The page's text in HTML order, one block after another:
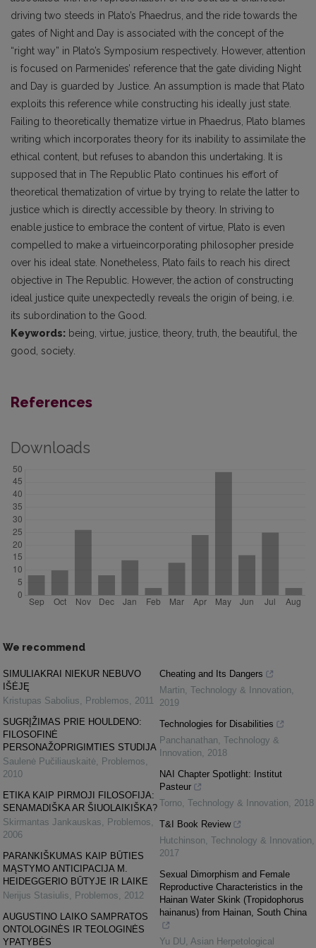
driving two steeds in Plato’s Phaedrus, and the ride towards the
gates of Night and Day is associated with the concept of the
“right way” in Plato’s Symposium respectively. However, attention
is focused on Parmenides’ reference that the gate dividing Night
and Day is guarded by Justice. An assumption is made that Plato
exploits this reference while constructing his ideally just state.
Failing to theoretically thematize virtue in Phaedrus, Plato blames
writing which incorporates theory for its inability to assimilate the
ethical content, but refuses to abandon this undertaking. It is
supposed that in The Republic Plato continues his effort of
theoretical thematization of virtue by trying to relate the latter to
justice which is directly accessible by theory. In striving to
enable justice to embrace the content of virtue, Plato is even
compelled to make a virtueincorporating philosopher preside
over his ideal state. Nonetheless, Plato fails to reach his direct
objective in The Republic. However, the action of constructing
ideal justice quite unexpectedly reveals the origin of being, i.e.
its subordination to the Good.
Keywords: being, virtue, justice, theory, truth, the beautiful, the
good, society.
References
Downloads
We recommend
SIMULIAKRAI NIEKUR NEBUVO
IŠĖJĘ
Kristupas Sabolius, Problemos, 2011
SUGRĮŽIMAS PRIE HOULDENO:
FILOSOFINĖ
PERSONAŽOPRIGIMTIES STUDIJA
Saulenė Pučiliauskaitė, Problemos,
2010
ETIKA KAIP PIRMOJI FILOSOFIJA:
SENAMADIŠKA AR ŠIUOLAIKIŠKA?
Skirmantas Jankauskas, Problemos,
2006
PARANKIŠKUMAS KAIP BŪTIES
MĄSTYMO ANTICIPACIJA M.
HEIDEGGERIO BŪTYJE IR LAIKE
Nerijus Stasiulis, Problemos, 2012
AUGUSTINO LAIKO SAMPRATOS
ONTOLOGINĖS IR TEOLOGINĖS
YPATYBĖS
Cheating and Its Dangers
Martin, Technology & Innovation,
2019
Technologies for Disabilities
Panchanathan, Technology &
Innovation, 2018
NAI Chapter Spotlight: Institut
Pasteur
Torno, Technology & Innovation, 2018
T&I Book Review
Hutchinson, Technology & Innovation,
2017
Sexual Dimorphism and Female
Reproductive Characteristics in the
Hainan Water Skink (Tropidophorus
hainanus) from Hainan, South China
Yu DU, Asian Herpetological